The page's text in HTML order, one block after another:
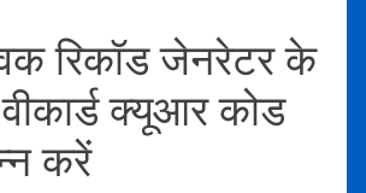
रिकॉड जेनरेटर के
क्यूआर कोड
करें